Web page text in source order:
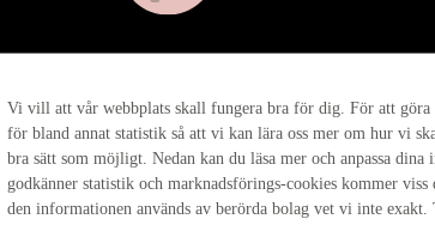
Vi vill att vår webbplats skall fungera bra för dig. För att göra
för bland annat statistik så att vi kan lära oss mer om hur vi
bra sätt som möjligt. Nedan kan du läsa mer och anpassa
godkänner statistik och marknadsförings-cookies kommer
den informationen används av berörda bolag vet vi inte
Här berättar vi mer om varför det är så, och hur